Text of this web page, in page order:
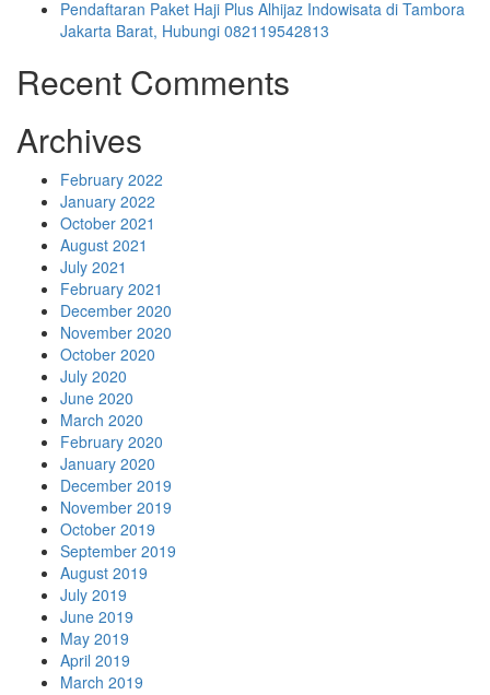
Pendaftaran Paket Haji Plus Alhijaz Indowisata di Tambora
Jakarta Barat, Hubungi 082119542813
Recent Comments
Archives
February 2022
January 2022
October 2021
August 2021
July 2021
February 2021
December 2020
November 2020
October 2020
July 2020
June 2020
March 2020
February 2020
January 2020
December 2019
November 2019
October 2019
September 2019
August 2019
July 2019
June 2019
May 2019
April 2019
March 2019